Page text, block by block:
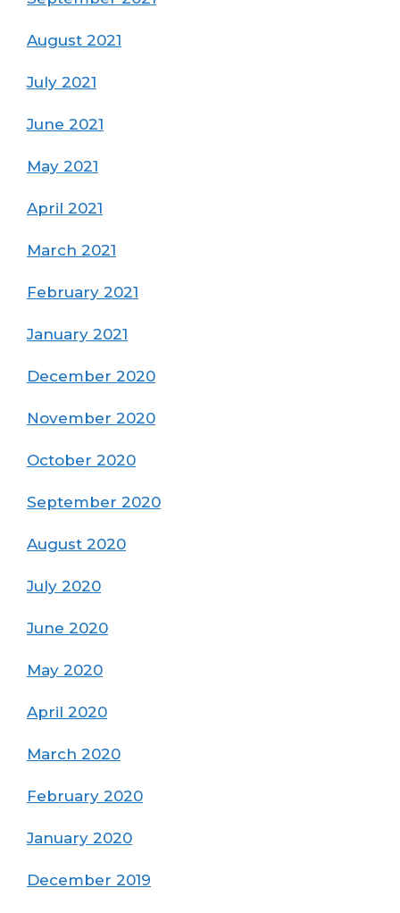
August 2021
July 2021
June 2021
May 2021
April 2021
March 2021
February 2021
January 2021
December 2020
November 2020
October 2020
September 2020
August 2020
July 2020
June 2020
May 2020
April 2020
March 2020
February 2020
January 2020
December 2019